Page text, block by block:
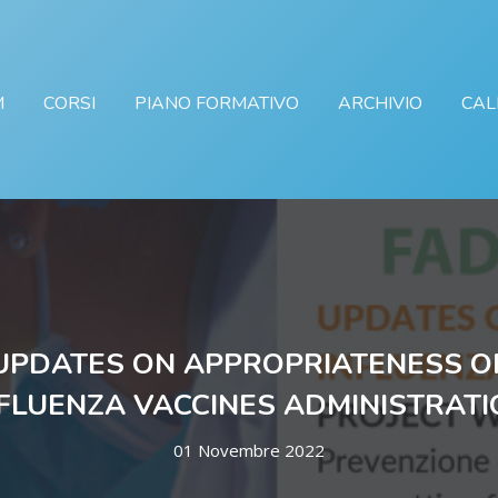
ARCHIVIO
PIANO FORMATIVO
CORSI
ON APPROPRIATENESS
VACCINES
01 Novembre 2022